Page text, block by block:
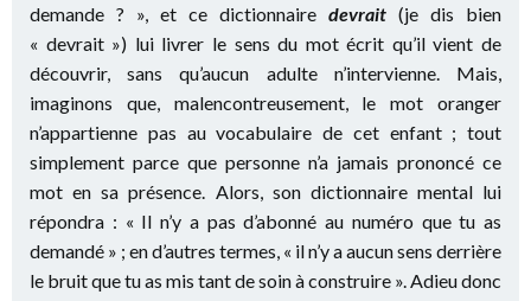
demande ? », et ce dictionnaire devrait (je dis bien
« devrait ») lui livrer le sens du mot écrit qu’il vient de
découvrir, sans qu’aucun adulte n’intervienne. Mais,
imaginons que, malencontreusement, le mot oranger
n’appartienne pas au vocabulaire de cet enfant ; tout
simplement parce que personne n’a jamais prononcé ce
mot en sa présence. Alors, son dictionnaire mental lui
répondra : « Il n’y a pas d’abonné au numéro que tu as
demandé » ; en d’autres termes, « il n’y a aucun sens derrière
le bruit que tu as mis tant de soin à construire ». Adieu donc